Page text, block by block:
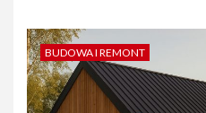
BUDOWA I REMONT